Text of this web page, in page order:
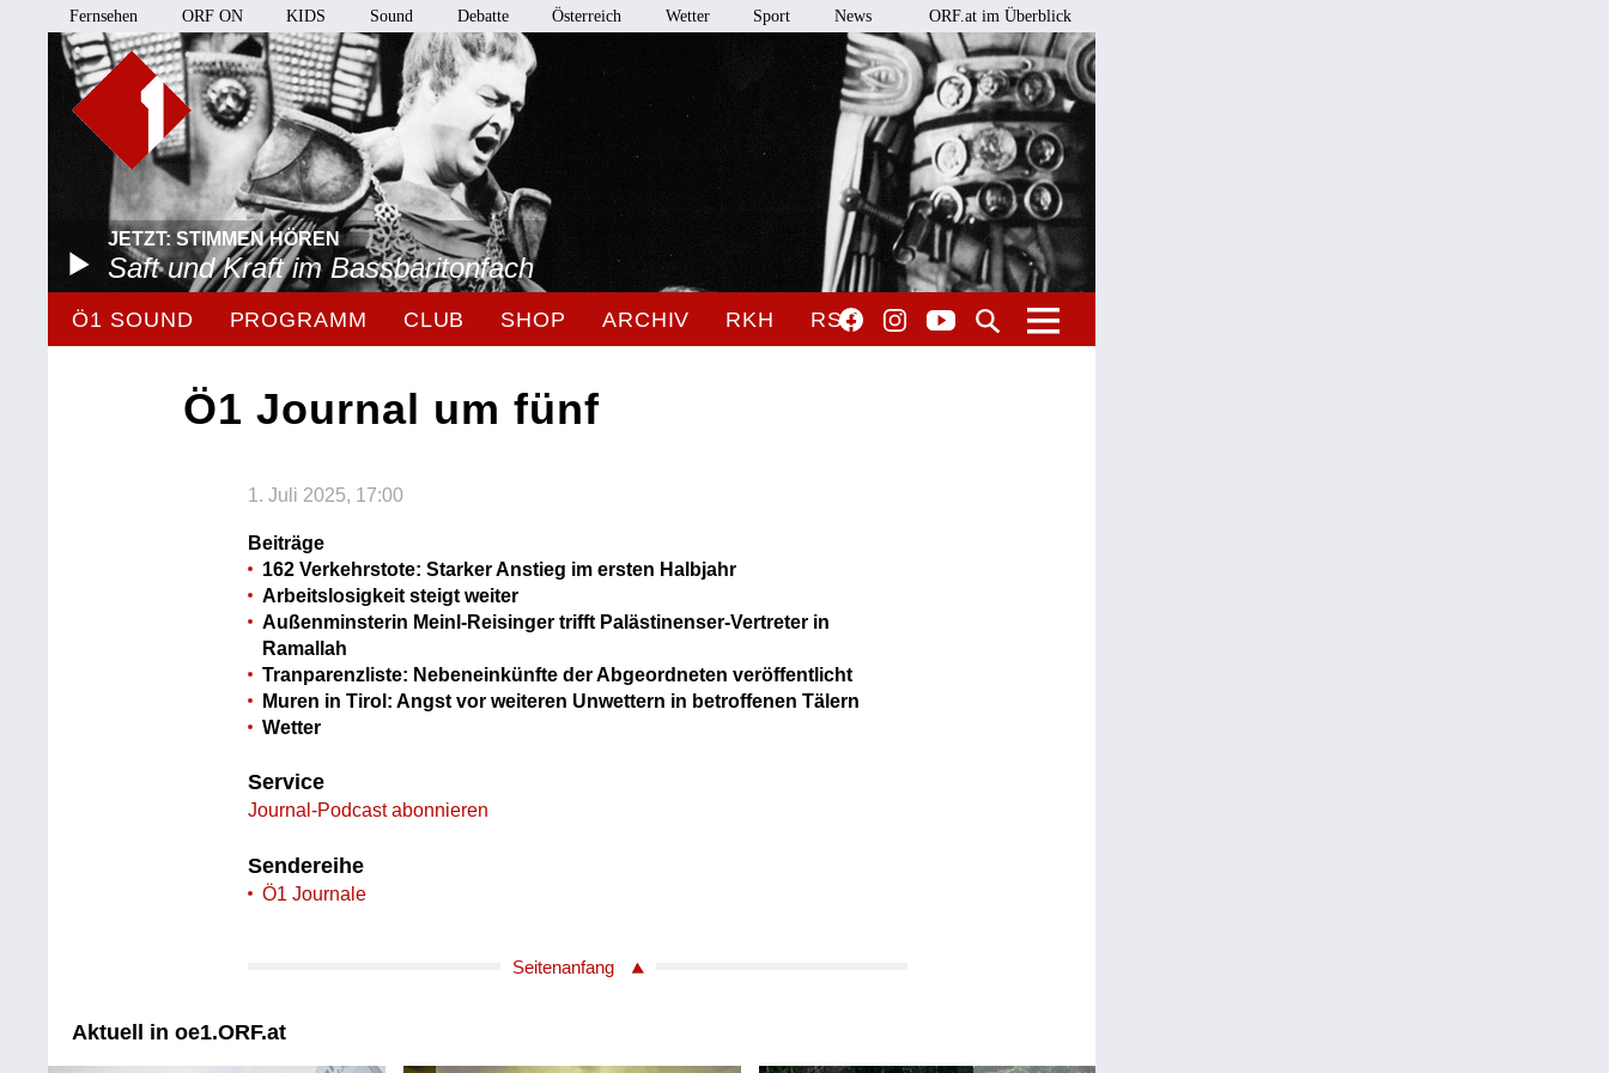
Fernsehen ORF ON KIDS Sound Debatte Österreich Wetter Sport News ORF.at im Überblick
JETZT: STIMMEN HÖREN
Saft und Kraft im Bassbaritonfach
Ö1 SOUND PROGRAMM CLUB SHOP ARCHIV RKH RSO
Ö1 Journal um fünf
1. Juli 2025, 17:00
Beiträge
162 Verkehrstote: Starker Anstieg im ersten Halbjahr
Arbeitslosigkeit steigt weiter
Außenminsterin Meinl-Reisinger trifft Palästinenser-Vertreter in
Ramallah
Tranparenzliste: Nebeneinkünfte der Abgeordneten veröffentlicht
Muren in Tirol: Angst vor weiteren Unwettern in betroffenen Tälern
Wetter
Service
Journal-Podcast abonnieren
Sendereihe
Ö1 Journale
Seitenanfang
Aktuell in oe1.ORF.at